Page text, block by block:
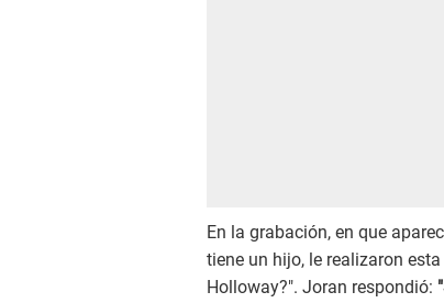
En la grabación, en que
tiene un hijo, le realizaron
Holloway?". Joran respondió: